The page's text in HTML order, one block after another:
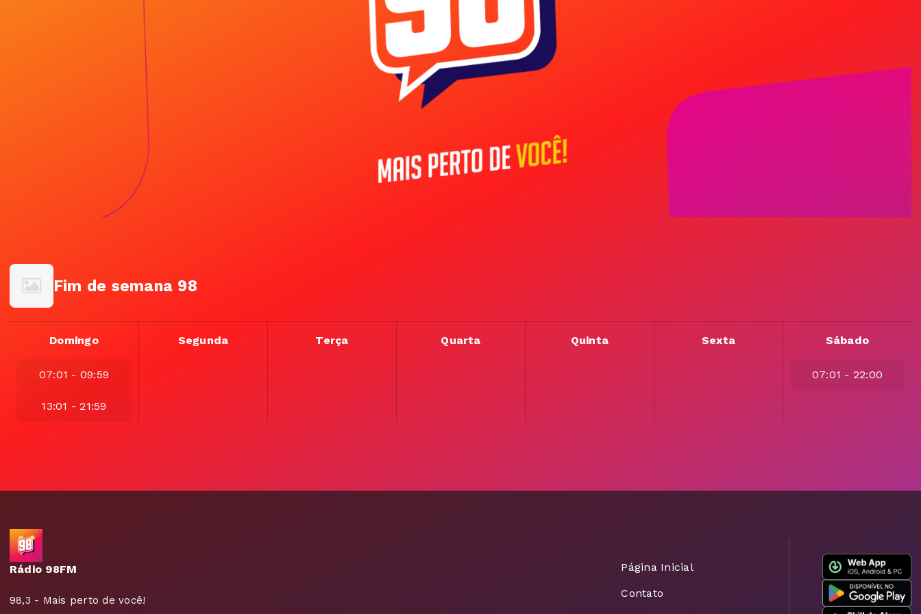
Fim de semana 98
Domingo
07:01 - 09:59
13:01 - 21:59
Segunda Terça Quarta Quinta Sexta Sábado
07:01 - 22:00
Rádio 98FM
98,3 - Mais perto de você!
Página Inicial
Contato